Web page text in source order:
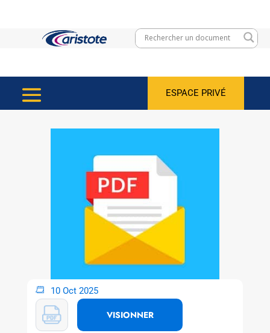
ESPACE PRIVÉ
10 Oct 2025
VISIONNER